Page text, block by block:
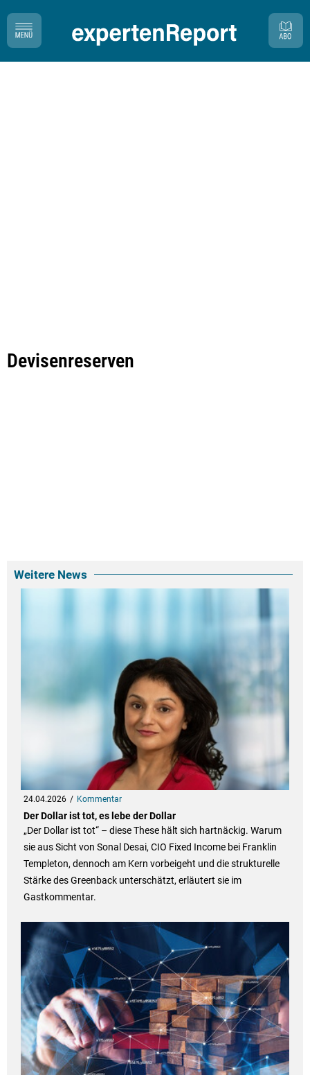
Devisenreserven
Weitere News
24.04.2026 Kommentar
Der Dollar ist tot, es lebe der Dollar
„Der Dollar ist tot“ – diese These hält sich hartnäckig. Warum
sie aus Sicht von Sonal Desai, CIO Fixed Income bei Franklin
Templeton, dennoch am Kern vorbeigeht und die strukturelle
Stärke des Greenback unterschätzt, erläutert sie im
Gastkommentar.